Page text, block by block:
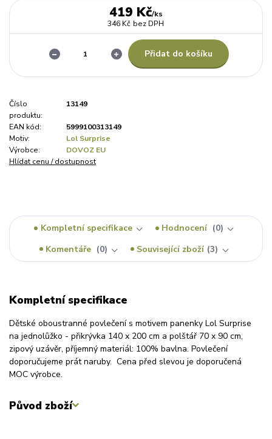
419 Kč/ks
346 Kč bez DPH
Přidat do košíku
Číslo
produktu:
13149
EAN kód:
5999100313149
Motiv:
Lol Surprise
Výrobce:
DOVOZ EU
Hlídat cenu / dostupnost
Kompletní specifikace Hodnocení
0
Komentáře
0 Související zboží 3
Kompletní specifikace
Dětské oboustranné povlečení s motivem panenky Lol Surprise
na jednolůžko - přikrývka 140 x 200 cm a polštář 70 x 90 cm,
zipový uzávěr, příjemný materiál: 100% bavlna. Povlečení
doporučujeme prát naruby. Cena před slevou je doporučená
MOC výrobce.
Původ zboží